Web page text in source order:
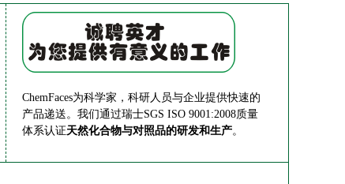
ChemFaces为科学家，科研人员与企业提供快速的
产品递送。我们通过瑞士SGS ISO 9001:2008质量
体系认证天然化合物与对照品的研发和生产。